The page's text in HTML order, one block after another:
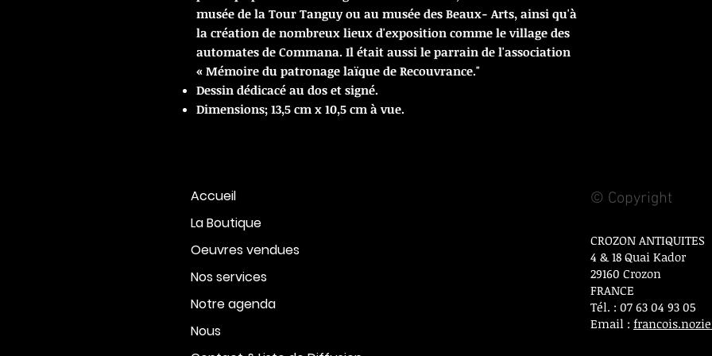
musée de la Tour Tanguy ou au musée des Beaux- Arts, ainsi qu'à
la création de nombreux lieux d'exposition comme le village des
automates de Commana. Il était aussi le parrain de l'association
« Mémoire du patronage laïque de Recouvrance."
Dessin dédicacé au dos et signé.
Dimensions; 13,5 cm x 10,5 cm à vue.
Accueil
La Boutique
Oeuvres vendues
Nos services
Notre agenda
Nous
© Copyright
CROZON ANTIQUITES
4 & 18 Quai Kador
29160 Crozon
FRANCE
Tél. : 07 63 04 93 05
Email :